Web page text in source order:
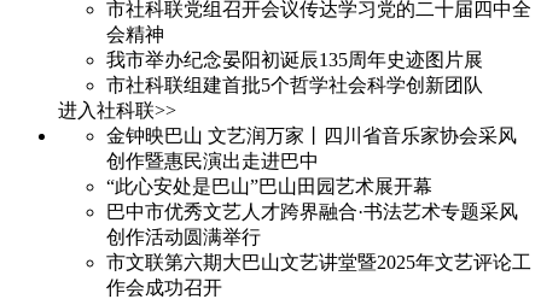
市社科联党组召开会议传达学习党的二十届四中全
会精神
我市举办纪念晏阳初诞辰135周年史迹图片展
市社科联组建首批5个哲学社会科学创新团队
进入社科联>>
金钟映巴山 文艺润万家丨四川省音乐家协会采风
创作暨惠民演出走进巴中
“此心安处是巴山”巴山田园艺术展开幕
巴中市优秀文艺人才跨界融合·书法艺术专题采风
创作活动圆满举行
市文联第六期大巴山文艺讲堂暨2025年文艺评论工
作会成功召开